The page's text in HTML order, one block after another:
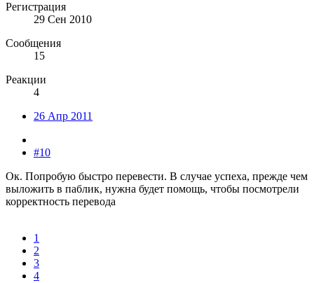
Регистрация
29 Сен 2010
Сообщения
15
Реакции
4
26 Апр 2011
#10
Ок. Попробую быстро перевести. В случае успеха, прежде чем
выложить в паблик, нужна будет помощь, чтобы посмотрели
корректность перевода
1
2
3
4